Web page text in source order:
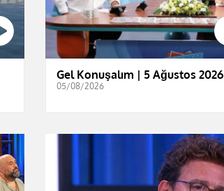
Gel Konuşalım | 5 Ağustos 2026
05/08/2026